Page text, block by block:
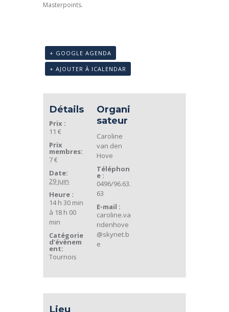
Masterpoints.
+ GOOGLE AGENDA
+ AJOUTER À ICALENDAR
Détails
Prix :
11 €
Prix
membres:
7 €
Date:
29 juin
Heure :
14 h 30 min
à 18 h 00
min
Catégorie
d’évènem
ent:
Tournois
Organi
sateur
Caroline
van den
Hove
Téléphon
e :
0496/96.63.
63
E-mail :
caroline.va
ndenhove
@skynet.b
e
Lieu